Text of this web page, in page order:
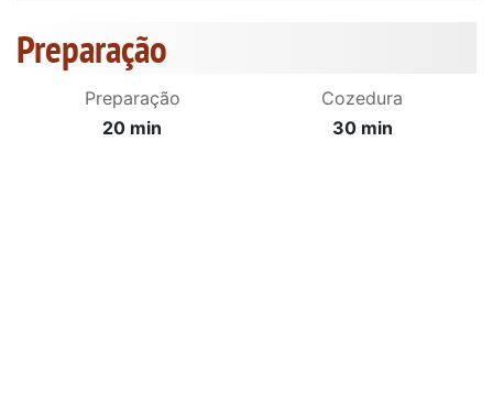
Preparação
Preparação
20 min
Cozedura
30 min